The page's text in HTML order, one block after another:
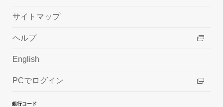
サイトマップ
ヘルプ
English
PCでログイン
銀行コード